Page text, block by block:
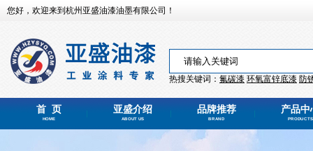
您好，欢迎来到杭州亚盛油漆油墨有限公司！
热搜关键词： 氟碳漆 环氧富锌底漆 防
首 页
HOME
亚盛介绍
ABOUT US
品牌推荐
BRAND
产品中
PRODUCTS